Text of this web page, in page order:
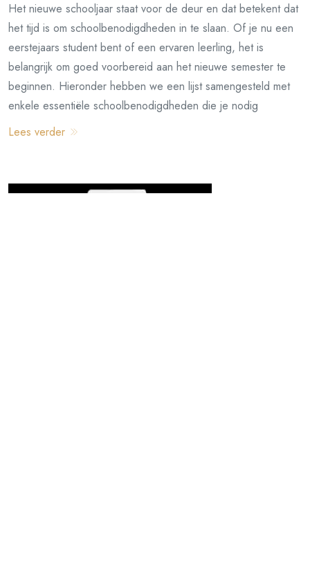
Het nieuwe schooljaar staat voor de deur en dat betekent dat
het tijd is om schoolbenodigdheden in te slaan. Of je nu een
eerstejaars student bent of een ervaren leerling, het is
belangrijk om goed voorbereid aan het nieuwe semester te
beginnen. Hieronder hebben we een lijst samengesteld met
enkele essentiële schoolbenodigdheden die je nodig
Lees verder